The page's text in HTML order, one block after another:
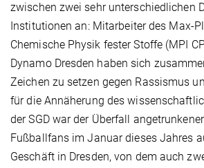
zwischen zwei sehr unterschiedlichen
Institutionen an: Mitarbeiter des Max-
Chemische Physik fester Stoffe (MPI
Dynamo Dresden haben sich
Zeichen zu setzen gegen Rassismus
für die Annäherung des
der SGD war der Überfall
Fußballfans im Januar dieses Jahres
Geschäft in Dresden, von dem auch